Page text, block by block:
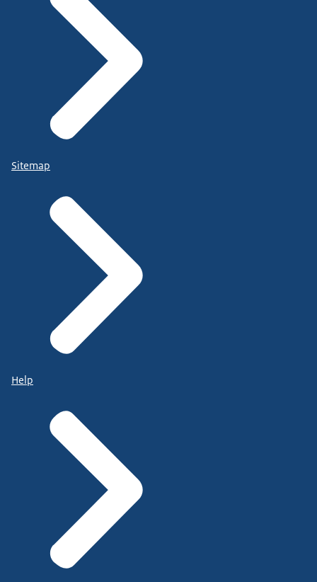
Sitemap
Help